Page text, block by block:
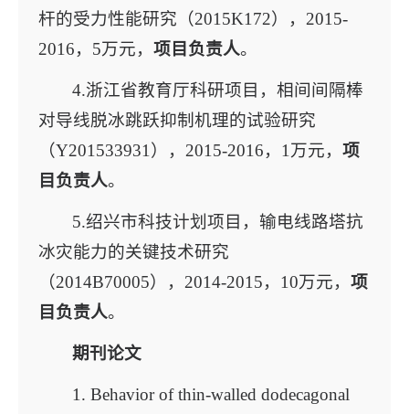
杆的受力性能研究（2015K172），2015-
2016，5万元， 项目负责人。
4.浙江省教育厅科研项目，相间间隔棒
对导线脱冰跳跃抑制机理的试验研究
（Y201533931），2015-2016，1万元， 项
目负责人。
5.绍兴市科技计划项目，输电线路塔抗
冰灾能力的关键技术研究
（2014B70005），2014-2015，10万元， 项
目负责人。
期刊论文
1. Behavior of thin-walled dodecagonal